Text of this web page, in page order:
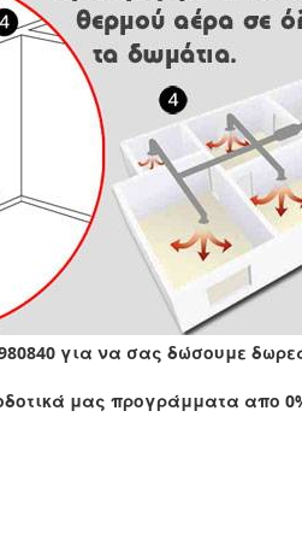
για να σας δώσουμε
μας προγράμματα απο